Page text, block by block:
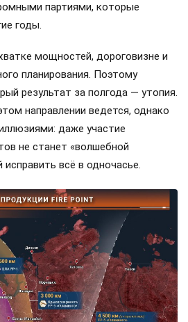
партиями, которые
годы.
мощностей, дороговизне и
планирования. Поэтому
результат за полгода — утопия.
направлении ведется, однако
даже участие
не станет «волшебной
всё в одночасье.